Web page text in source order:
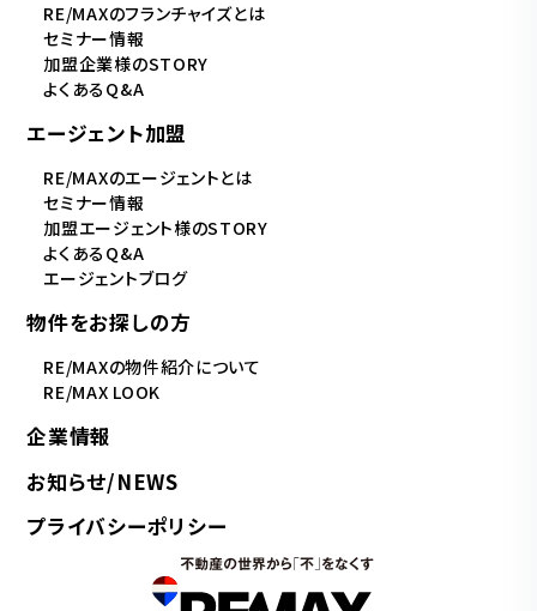
RE/MAXのフランチャイズとは
セミナー情報
加盟企業様のSTORY
よくあるQ&A
エージェント加盟
RE/MAXのエージェントとは
セミナー情報
加盟エージェント様のSTORY
よくあるQ&A
エージェントブログ
物件をお探しの方
RE/MAXの物件紹介について
RE/MAX LOOK
企業情報
お知らせ/NEWS
プライバシーポリシー